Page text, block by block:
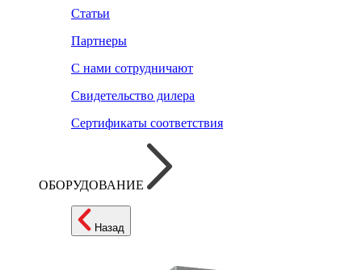
Статьи
Партнеры
С нами сотрудничают
Свидетельство дилера
Сертификаты соответствия
ОБОРУДОВАНИЕ
Назад